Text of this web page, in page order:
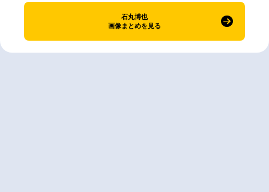
石丸博也
画像まとめを見る